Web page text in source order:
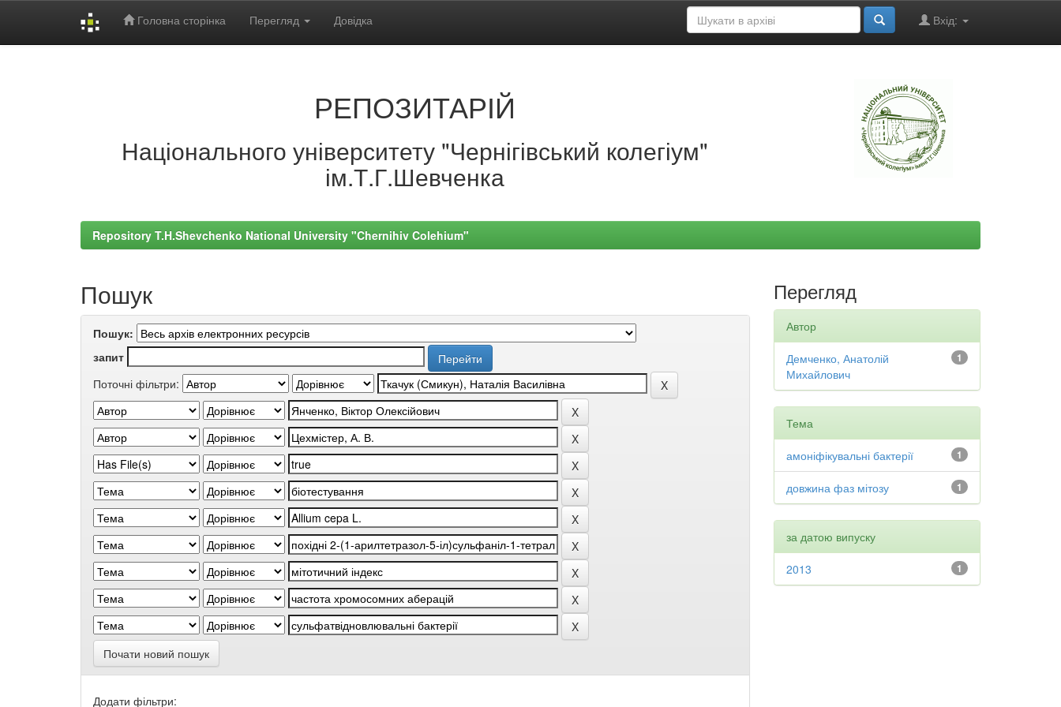
Головна сторінка Перегляд Довідка Вхід:
РЕПОЗИТАРІЙ
Національного університету "Чернігівський колегіум"
ім.Т.Г.Шевченка
Repository T.H.Shevchenko National University "Chernihiv Colehium"
Пошук
Пошук:
запит
Поточні фільтри:
Почати новий пошук
Додати фільтри:
Перегляд
Автор
1
Демченко, Анатолій
Михайлович
Тема
1
амоніфікувальні бактерії
1
довжина фаз мітозу
за датою випуску
1
2013